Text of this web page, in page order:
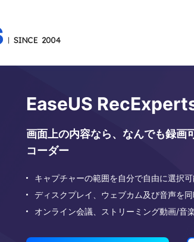
EaseUS
画面上の内容なら、なんでも録画
コーダー
キャプチャーの範囲を自分で自由に選択
ディスクプレイ、ウェブカム及び音声を
オンライン会議、ストリーミング動画/音